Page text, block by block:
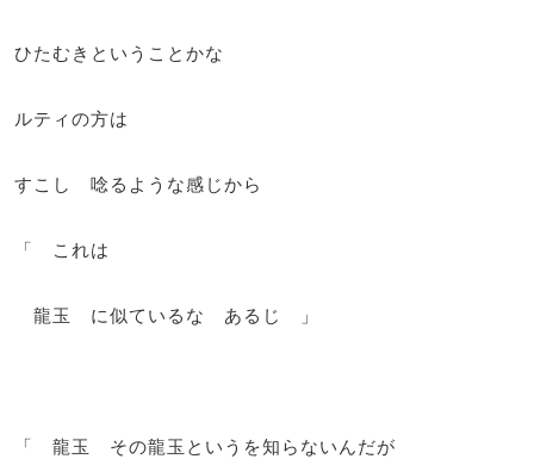
ひたむきということかな
ルティの方は
すこし 唸るような感じから
「 これは
龍玉 に似ているな あるじ 」
「 龍玉 その龍玉というを知らないんだが